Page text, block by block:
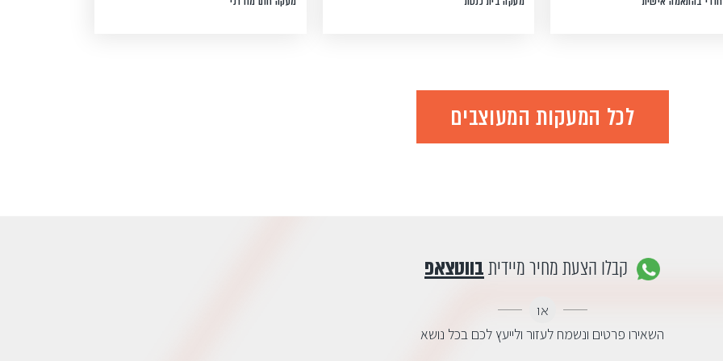
לכל המעקות המעוצבים
קבלו הצעת מחיר מיידיתבווטצאפ
או
השאירו פרטים ונשמח לעזור ולייעץ לכם בכל נושא